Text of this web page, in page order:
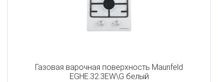
Газовая варочная поверхность Maunfeld
EGHE.32.3EW\G белый